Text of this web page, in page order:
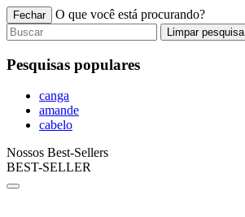
Fechar O que você está procurando?
Limpar pesquisa
Pesquisas populares
canga
amande
cabelo
Nossos Best-Sellers
BEST-SELLER